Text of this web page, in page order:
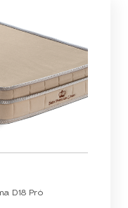
D18 Pró